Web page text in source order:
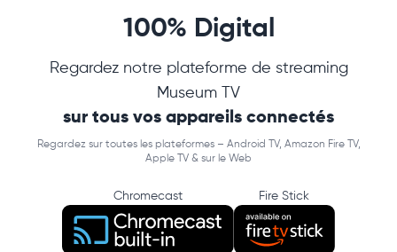
100% Digital
Regardez notre plateforme de streaming
Museum TV
sur tous vos appareils connectés
Regardez sur toutes les plateformes – Android TV, Amazon Fire TV,
Apple TV & sur le Web
Chromecast Fire Stick